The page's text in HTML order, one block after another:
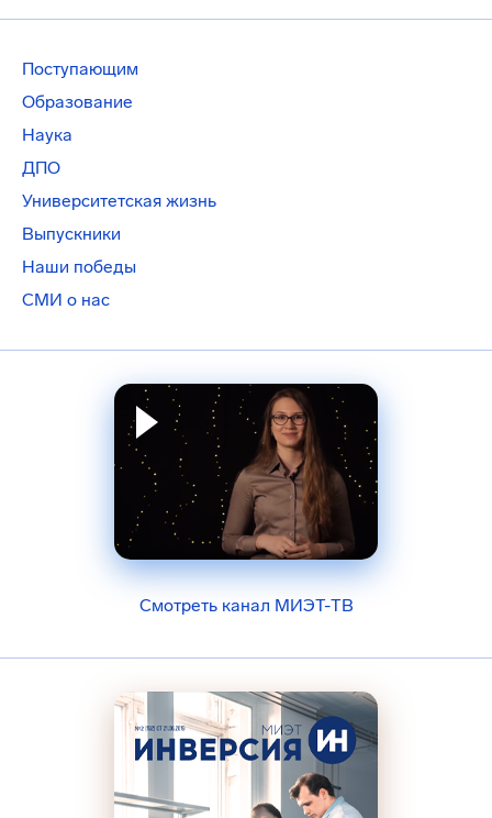
Поступающим
Образование
Наука
ДПО
Университетская жизнь
Выпускники
Наши победы
СМИ о нас
Смотреть канал МИЭТ-ТВ